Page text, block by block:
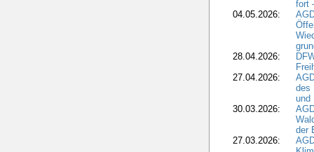
fort
04.05.2026:
28.04.2026:
27.04.2026:
des
und
30.03.2026:
der
27.03.2026: